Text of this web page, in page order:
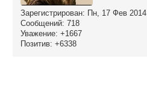
Зарегистрирован: Пн, 17 Фев 2014
Сообщений: 718
Уважение: +1667
Позитив: +6338